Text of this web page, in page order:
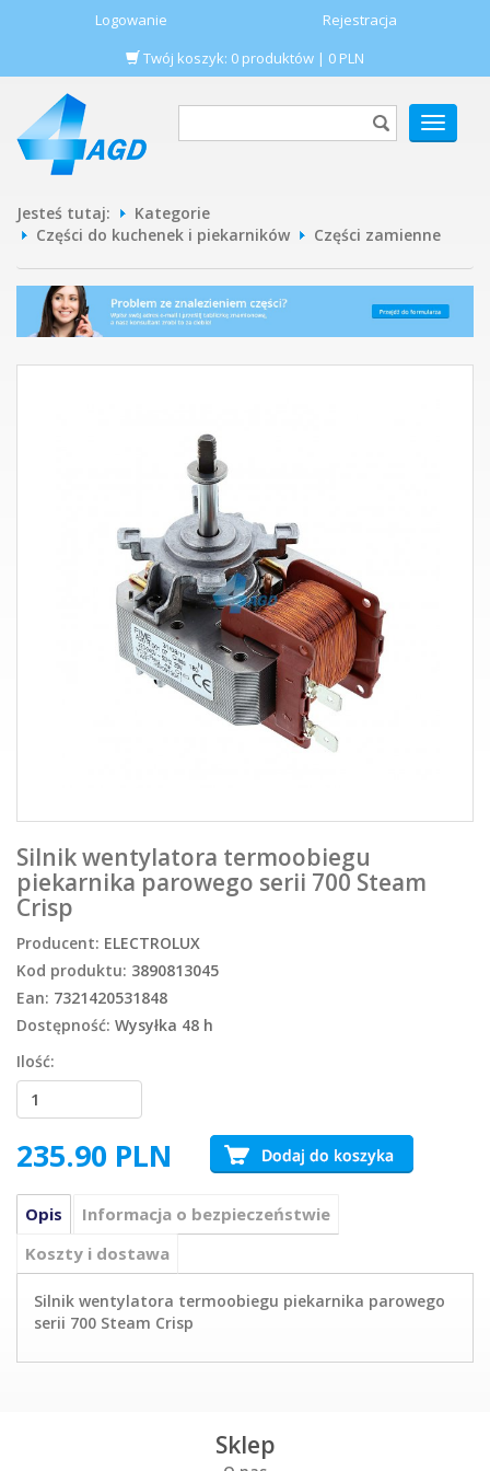
Logowanie
Rejestracja
Twój koszyk: 0 produktów | 0 PLN
POKAŻ
MENU
Jesteś tutaj:
Kategorie
Części do kuchenek i piekarników
Części zamienne
Silnik wentylatora termoobiegu
piekarnika parowego serii 700 Steam
Crisp
Producent: ELECTROLUX
Kod produktu: 3890813045
Ean: 7321420531848
Dostępność: Wysyłka 48 h
Ilość:
235.90 PLN
Opis
Informacja o bezpieczeństwie
Koszty i dostawa
Silnik wentylatora termoobiegu piekarnika parowego
serii 700 Steam Crisp
Sklep